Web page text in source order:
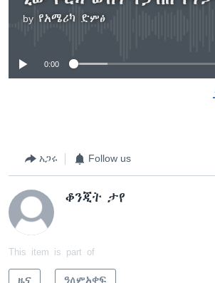
by የአሜሪካ ድምፅ
No media source currently
0:00
አጋሩ Follow us
ቆንጂት ታየ
This item is part of
ዜና ዓለምአቀፍ